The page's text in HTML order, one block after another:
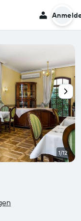
1/12